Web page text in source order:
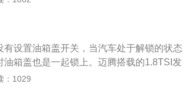
打开后备箱。二、其它开启方式中控锁控
那么就说明后尾箱是和车门联动锁止的，
箱了。感应式开关在一些中高端车型上，
台界面采用简约的设计风格带过，并且在
属或是高光泽钢琴烤漆饰板来强化整体的
每一辆车都有自己的载重极限，如果安放
车超载而且耗油也会比较高。同时还会导致
发生侧翻问题，其至于还容易导致轮胎爆
设置油箱盖开关，当汽车处于解锁的状态
箱盖也是一起锁上。迈腾搭载的1.8TSI发
它凝聚了国际上最先进的发动机技术水
：1029